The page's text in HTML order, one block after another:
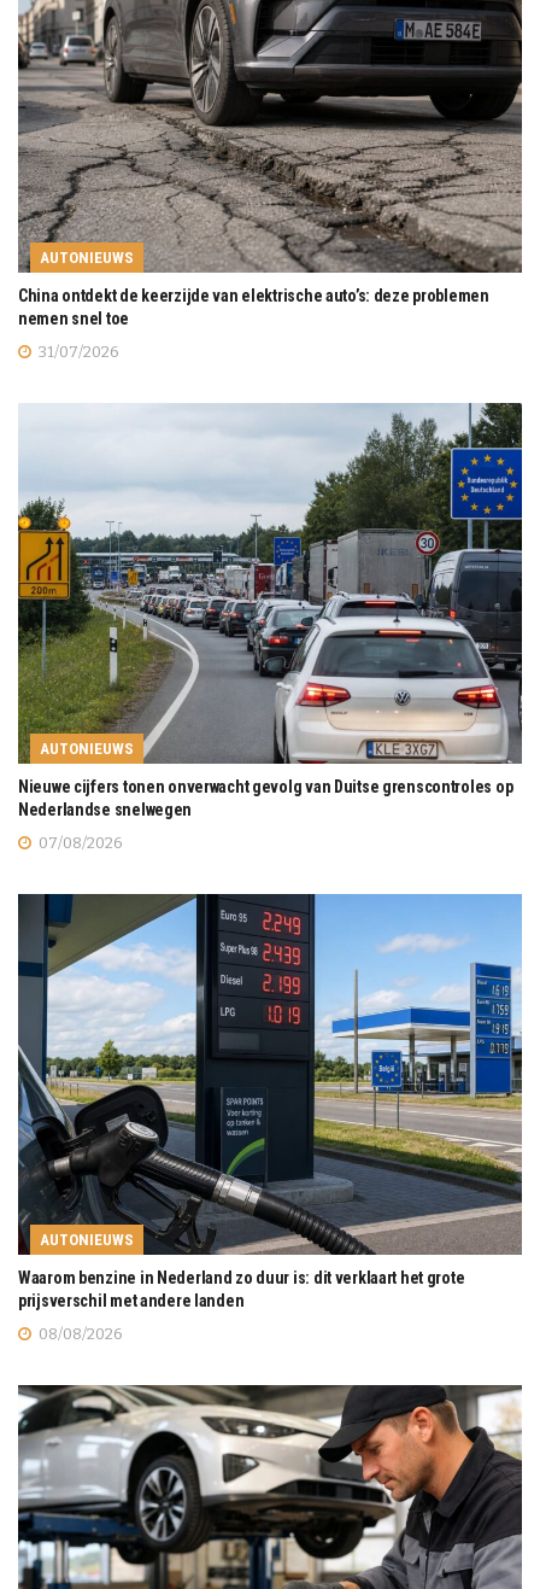
AUTONIEUWS
China ontdekt de keerzijde van elektrische auto’s: deze problemen
nemen snel toe
31/07/2026
AUTONIEUWS
Nieuwe cijfers tonen onverwacht gevolg van Duitse grenscontroles op
Nederlandse snelwegen
07/08/2026
AUTONIEUWS
Waarom benzine in Nederland zo duur is: dit verklaart het grote
prijsverschil met andere landen
08/08/2026